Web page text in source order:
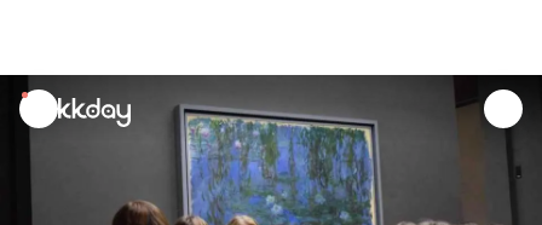
unread
notifications